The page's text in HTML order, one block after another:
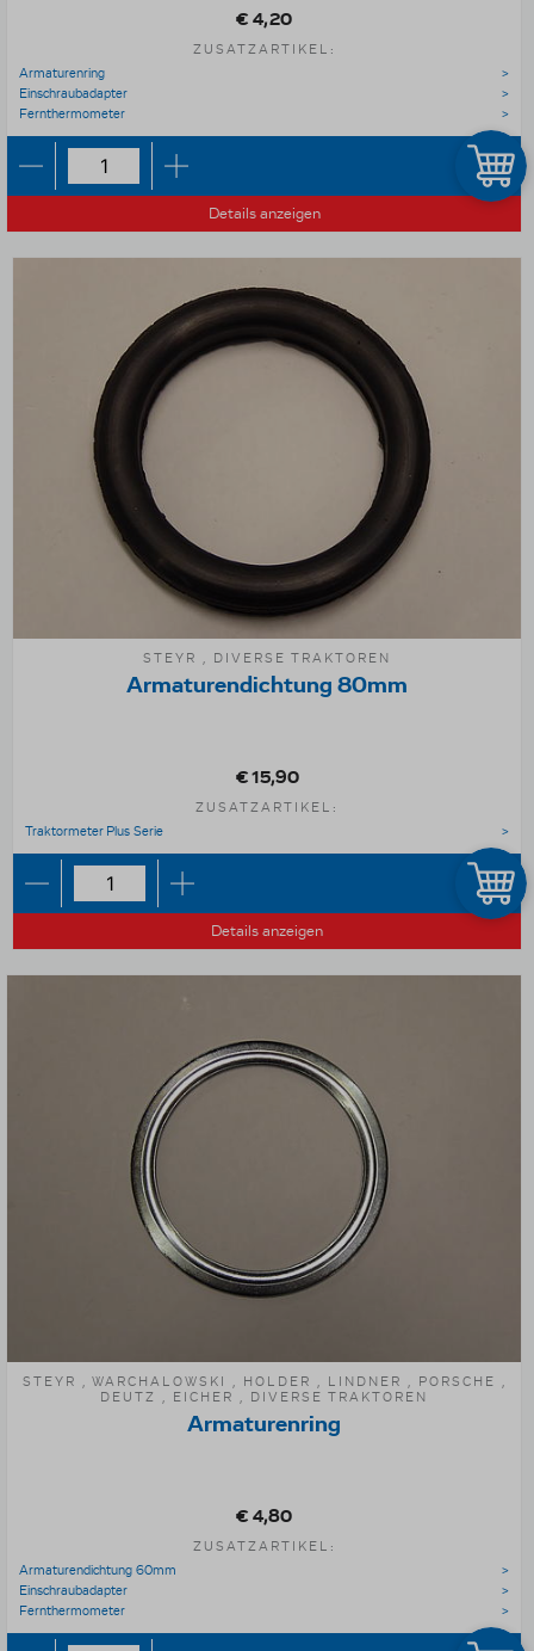
€ 4,20
ZUSATZARTIKEL:
Armaturenring
Einschraubadapter
Fernthermometer
Details anzeigen
STEYR , DIVERSE TRAKTOREN
Armaturendichtung 80mm
€ 15,90
ZUSATZARTIKEL:
Traktormeter Plus Serie
Details anzeigen
STEYR , WARCHALOWSKI , HOLDER , LINDNER , PORSCHE ,
DEUTZ , EICHER , DIVERSE TRAKTOREN
Armaturenring
€ 4,80
ZUSATZARTIKEL:
Armaturendichtung 60mm
Einschraubadapter
Fernthermometer